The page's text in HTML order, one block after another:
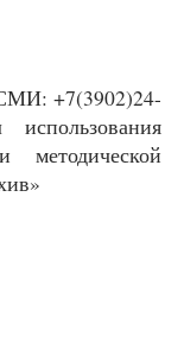
+7(3902)24-
методической